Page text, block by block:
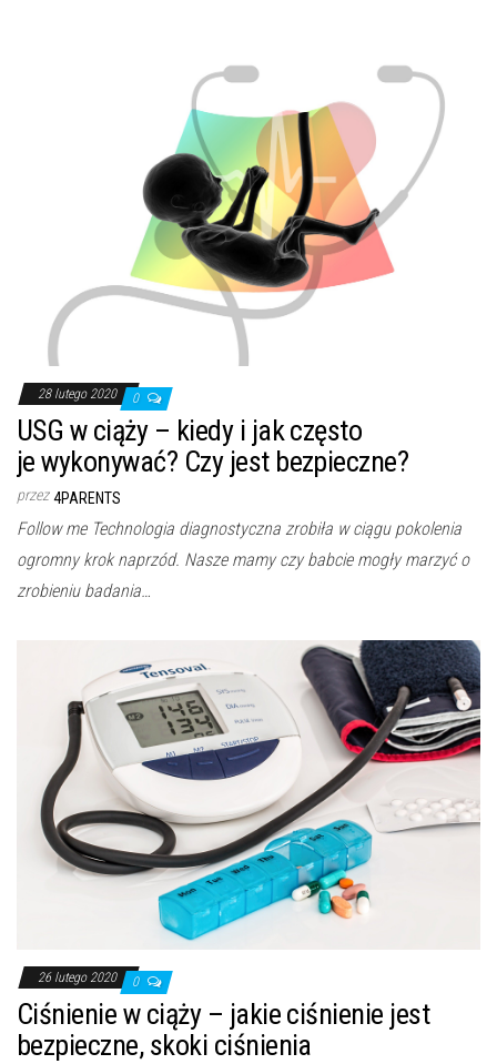
28 lutego 2020 0
USG w ciąży – kiedy i jak często
je wykonywać? Czy jest bezpieczne?
przez 4PARENTS
Follow me Technologia diagnostyczna zrobiła w ciągu pokolenia
ogromny krok naprzód. Nasze mamy czy babcie mogły marzyć o
zrobieniu badania…
26 lutego 2020 0
Ciśnienie w ciąży – jakie ciśnienie jest
bezpieczne, skoki ciśnienia